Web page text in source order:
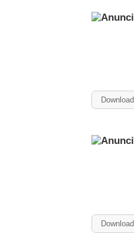
Download
Download